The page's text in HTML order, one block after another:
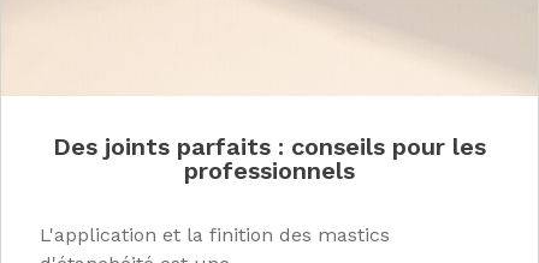
Des joints parfaits : conseils pour les
professionnels
L'application et la finition des mastics